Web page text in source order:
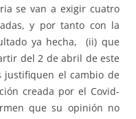
se van a exigir cuatro
y por tanto con la
ya hecha, (ii) que
del 2 de abril de este
justifiquen el cambio de
creada por el Covid-
que su opinión no